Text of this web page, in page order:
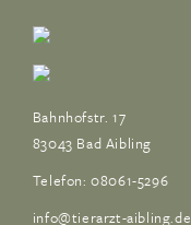
Bahnhofstr. 17
83043 Bad Aibling
Telefon: 08061-5296
info@tierarzt-aibling.de